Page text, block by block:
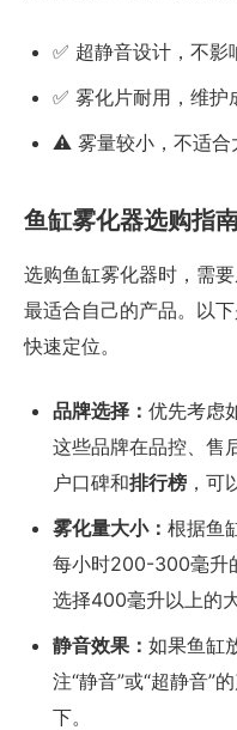
✅ 超静音设计，不影
✅ 雾化片耐用，维护
⚠️ 雾量较小，不适合
鱼缸雾化器选购指
选购鱼缸雾化器时，需
最适合自己的产品。以
快速定位。
品牌选择： 优先考虑
这些品牌在品控、售
户口碑和排行榜 ，可
雾化量大小： 根据鱼
每小时200-300毫升
选择400毫升以上的
静音效果： 如果鱼缸
注“静音”或“超静音”
下。